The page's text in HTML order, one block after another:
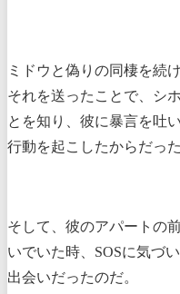
ミドウと偽りの同棲を続
それを送ったことで、シ
とを知り、彼に暴言を吐
行動を起こしたからだった
そして、彼のアパートの
いでいた時、SOSに気づ
出会いだったのだ。